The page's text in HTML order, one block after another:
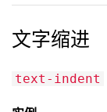
文字缩进
text-indent